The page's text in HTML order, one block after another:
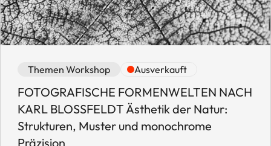
Themen Workshop Ausverkauft
Event category: Themen Workshop
Event availability: Ausverkauft
FOTOGRAFISCHE FORMENWELTEN NACH
KARL BLOSSFELDT Ästhetik der Natur:
Strukturen, Muster und monochrome
Präzision